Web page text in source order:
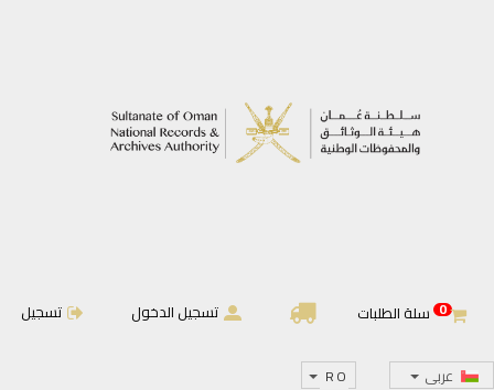
0 سلة الطلبات تسجيل الدخول تسجيل
عربى RO